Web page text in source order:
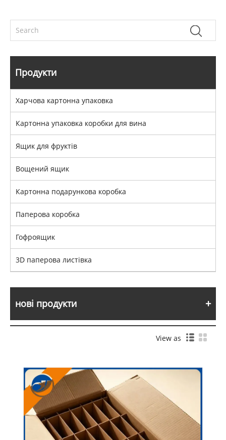
Продукти
Харчова картонна упаковка
Картонна упаковка коробки для вина
Ящик для фруктів
Вощений ящик
Картонна подарункова коробка
Паперова коробка
Гофроящик
3D паперова листівка
нові продукти
View as